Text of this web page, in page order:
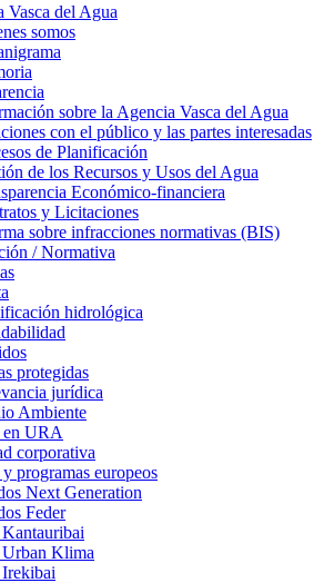
Vasca del Agua
somos
sobre la Agencia Vasca del Agua
con el público y las partes interesadas
de Planificación
de los Recursos y Usos del Agua
Económico-financiera
y Licitaciones
sobre infracciones normativas (BIS)
/ Normativa
hidrológica
protegidas
jurídica
Ambiente
en URA
corporativa
programas europeos
Next Generation
Feder
Klima